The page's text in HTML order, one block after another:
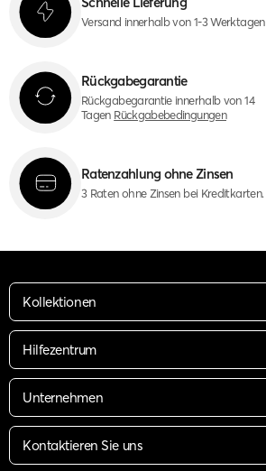
Versand innerhalb von 1-3 Werktagen
Rückgabegarantie
Rückgabegarantie innerhalb von 14
Tagen Rückgabebedingungen
Ratenzahlung ohne Zinsen
3 Raten ohne Zinsen bei Kreditkarten.
Kollektionen
Hilfezentrum
Unternehmen
Kontaktieren Sie uns